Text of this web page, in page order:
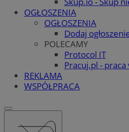
OGŁOSZENIA
OGŁOSZENIA
Dodaj
POLECAMY
Protocol IT
Pracuj.pl - praca
REKLAMA
WSPÓŁPRACA